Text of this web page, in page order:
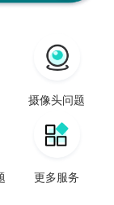
摄像头问题
更多服务